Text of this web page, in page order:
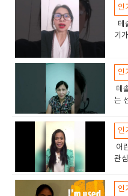
입
sat
인
테
기
인
테
는
를
생님
인
어
관
생
인